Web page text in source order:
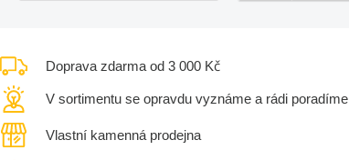
Doprava zdarma od 3 000 Kč
V sortimentu se opravdu vyznáme a rádi poradíme
Vlastní kamenná prodejna